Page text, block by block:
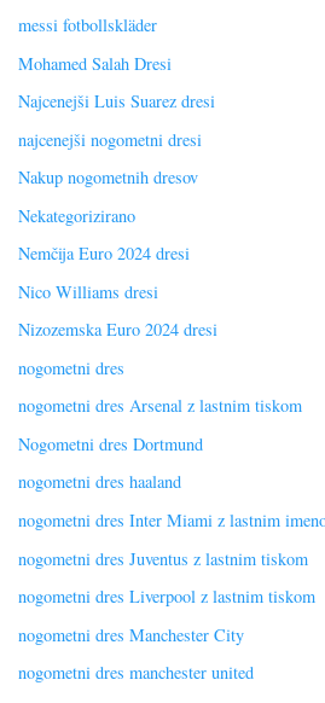
messi fotbollskläder
Mohamed Salah Dresi
Najcenejši Luis Suarez dresi
najcenejši nogometni dresi
Nakup nogometnih dresov
Nekategorizirano
Nemčija Euro 2024 dresi
Nico Williams dresi
Nizozemska Euro 2024 dresi
nogometni dres
nogometni dres Arsenal z lastnim tiskom
Nogometni dres Dortmund
nogometni dres haaland
nogometni dres Inter Miami z lastnim
nogometni dres Juventus z lastnim tiskom
nogometni dres Liverpool z lastnim tiskom
nogometni dres Manchester City
nogometni dres manchester united